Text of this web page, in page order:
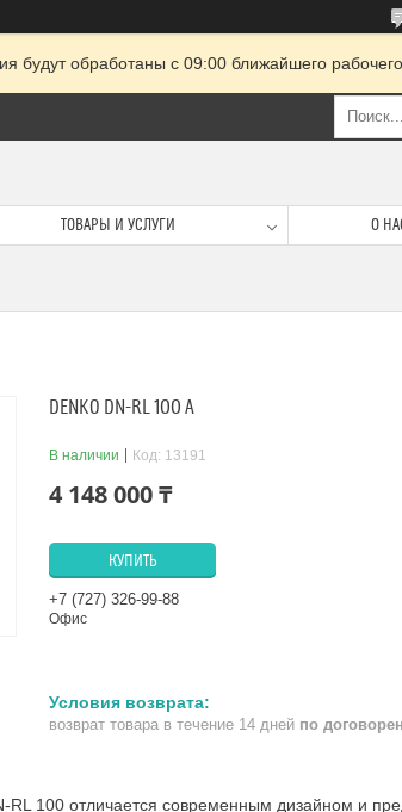
будут обработаны с 09:00 ближайшего
ТОВАРЫ И УСЛУГИ О
DENKO DN-RL 100 A
В наличии Код: 13191
4 148 000 ₸
КУПИТЬ
+7 (727) 326-99-88
Офис
возврат товара в течение 14 дней по
100 отличается современным дизайном и